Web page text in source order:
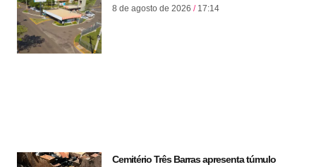
8 de agosto de 2026 17:14
Cemitério Três Barras apresenta túmulo